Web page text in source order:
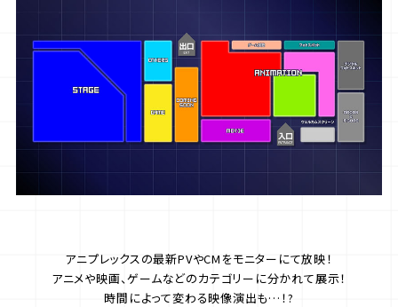
アニプレックスの最新PVやCMをモニターにて放映！
アニメや映画、ゲームなどのカテゴリーに分かれて展示！
時間によって変わる映像演出も…！?